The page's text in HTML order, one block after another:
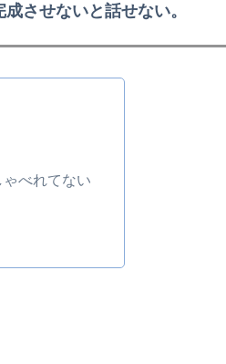
させないと話せない。
ゃべれてない